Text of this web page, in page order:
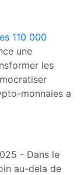
110 000
une
les
monnaies a
- Dans le
au-dela de